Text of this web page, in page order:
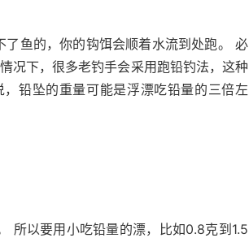
鱼的，你的钩饵会顺着水流到处跑。 必
况下，很多老钓手会采用跑铅钓法，这种
铅坠的重量可能是浮漂吃铅量的三倍左
所以要用小吃铅量的漂，比如0.8克到1.5